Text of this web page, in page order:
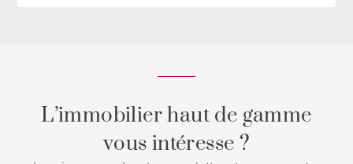
L’immobilier haut de gamme
vous intéresse ?